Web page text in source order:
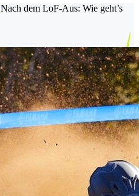
Nach dem LoF-Aus: Wie geht’s